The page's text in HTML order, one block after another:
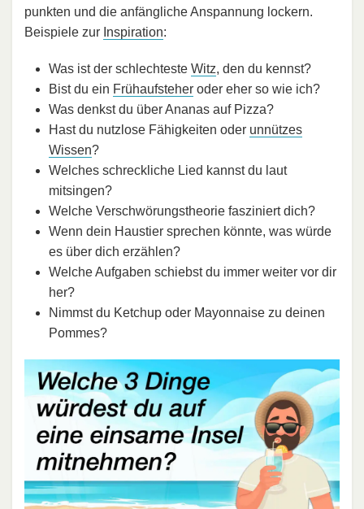
punkten und die anfängliche Anspannung lockern.
Beispiele zur Inspiration:
Was ist der schlechteste Witz, den du kennst?
Bist du ein Frühaufsteher oder eher so wie ich?
Was denkst du über Ananas auf Pizza?
Hast du nutzlose Fähigkeiten oder unnützes
Wissen?
Welches schreckliche Lied kannst du laut
mitsingen?
Welche Verschwörungstheorie fasziniert dich?
Wenn dein Haustier sprechen könnte, was würde
es über dich erzählen?
Welche Aufgaben schiebst du immer weiter vor dir
her?
Nimmst du Ketchup oder Mayonnaise zu deinen
Pommes?